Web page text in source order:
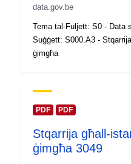
Reġistru tal-
Identifikaturi:
data.gov.be
Tema tal-Fuljett: S0 - Data
Suġġett: S000.A3 -
ġimgħa
PDF PDF
Stqarrija għall-
ġimgħa 3049